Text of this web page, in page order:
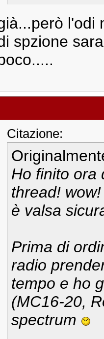
l'odi
spzione
Citazione:
Ho finito ora
thread!
è valsa
Prima di
radio
tempo e ho
(MC16-20,
spectrum